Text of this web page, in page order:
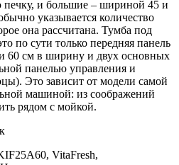
печку, и большие – шириной 45 и
указывается количество
она рассчитана. Тумба под
по сути только передняя панель
60 см в ширину и двух основных
панелью управления и
Это зависит от модели самой
машиной: из соображений
рядом с мойкой.
VitaFresh,